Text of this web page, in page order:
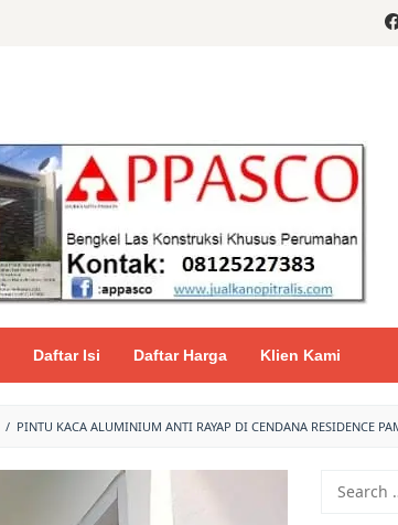
Daftar Isi Daftar Harga Klien Kami
/ PINTU KACA ALUMINIUM ANTI RAYAP DI CENDANA RESIDENCE
for: